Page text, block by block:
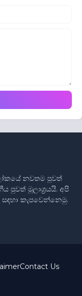
නවතම පුවත්
මූලාශ්‍රයයි. අපි
කැපවෙන්නෙමු.
Contact Us